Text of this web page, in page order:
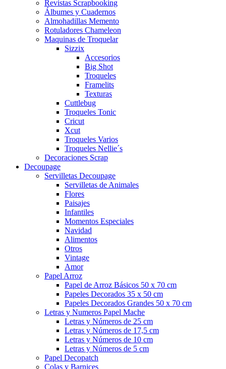
Revistas Scrapbooking
Álbumes y Cuadernos
Almohadillas Memento
Rotuladores Chameleon
Maquinas de Troquelar
Sizzix
Accesorios
Big Shot
Troqueles
Framelits
Texturas
Cuttlebug
Troqueles Tonic
Cricut
Xcut
Troqueles Varios
Troqueles Nellie´s
Decoraciones Scrap
Decoupage
Servilletas Decoupage
Servilletas de Animales
Flores
Paisajes
Infantiles
Momentos Especiales
Navidad
Alimentos
Otros
Vintage
Amor
Papel Arroz
Papel de Arroz Básicos 50 x 70 cm
Papeles Decorados 35 x 50 cm
Papeles Decorados Grandes 50 x 70 cm
Letras y Numeros Papel Mache
Letras y Números de 25 cm
Letras y Números de 17,5 cm
Letras y Números de 10 cm
Letras y Números de 5 cm
Papel Decopatch
Colas y Barnices